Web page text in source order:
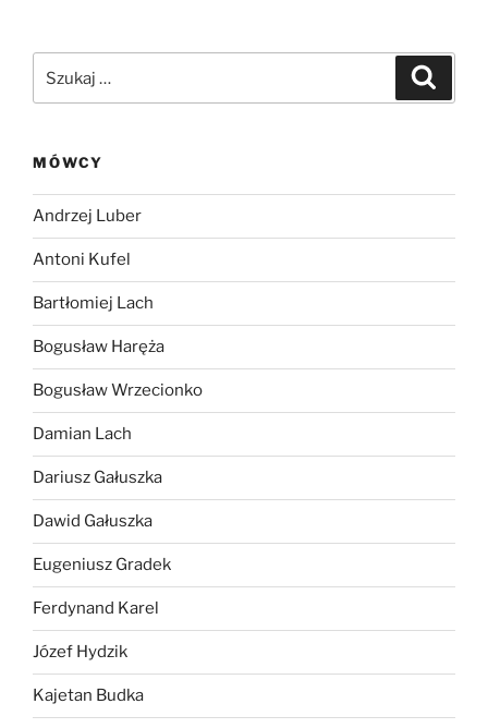
MÓWCY
Andrzej Luber
Antoni Kufel
Bartłomiej Lach
Bogusław Haręża
Bogusław Wrzecionko
Damian Lach
Dariusz Gałuszka
Dawid Gałuszka
Eugeniusz Gradek
Ferdynand Karel
Józef Hydzik
Kajetan Budka